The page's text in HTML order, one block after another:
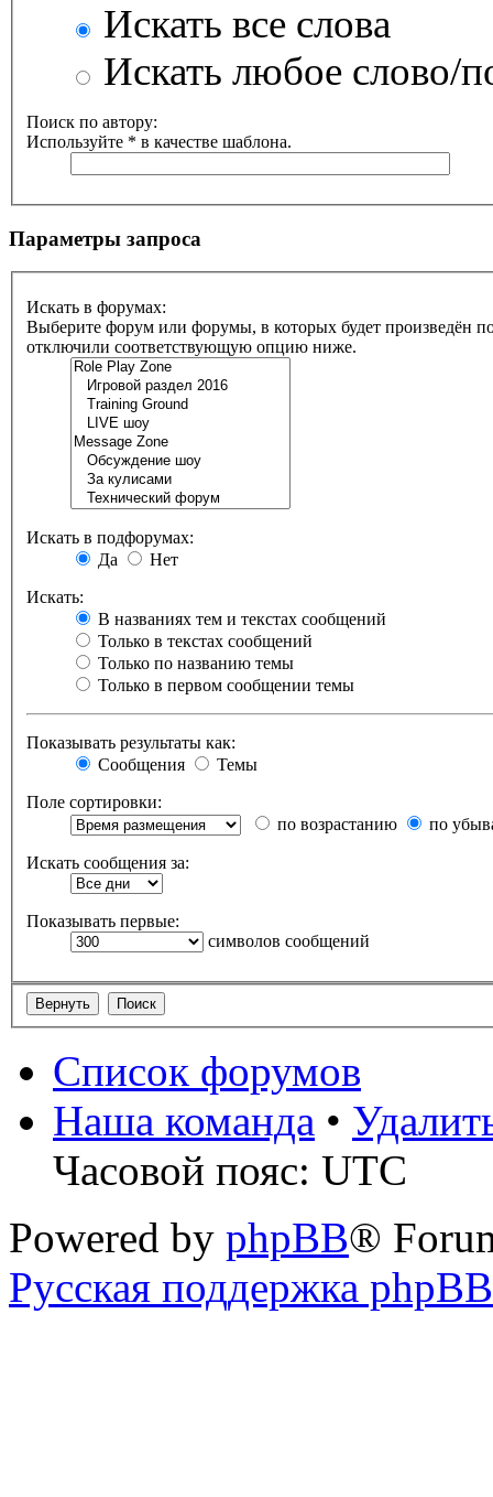
Искать все слова
Искать любое слово/
Поиск по автору:
Используйте * в качестве шаблона.
Параметры запроса
Искать в форумах:
Выберите форум или форумы, в которых будет произведён
отключили соответствующую опцию ниже.
Искать в подфорумах:
Да
Нет
Искать:
В названиях тем и текстах сообщений
Только в текстах сообщений
Только по названию темы
Только в первом сообщении темы
Показывать результаты как:
Сообщения
Темы
Поле сортировки:
по возрастанию
по
Искать сообщения за:
Показывать первые:
символов сообщений
Список форумов
Наша команда •
Часовой пояс: UTC
Powered by phpBB®
Русская поддержка phpBB